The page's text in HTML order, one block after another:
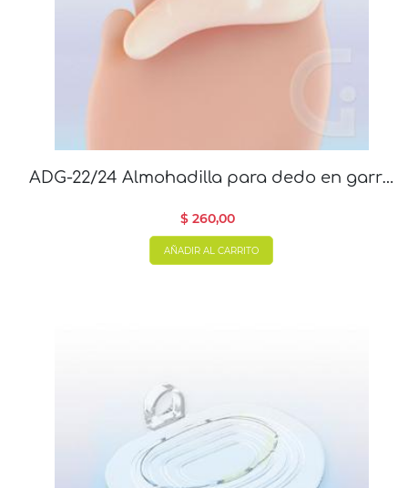
ADG-22/24 Almohadilla para dedo en garra
$ 260,00
AÑADIR AL CARRITO